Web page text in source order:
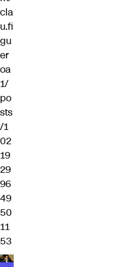
cla
u.fi
gu
er
oa
1/
po
sts
/1
02
19
29
96
49
50
11
53